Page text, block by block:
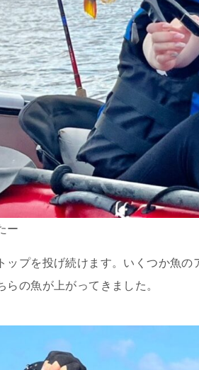
ー
ップを投げ続けます。いくつか魚
らの魚が上がってきました。